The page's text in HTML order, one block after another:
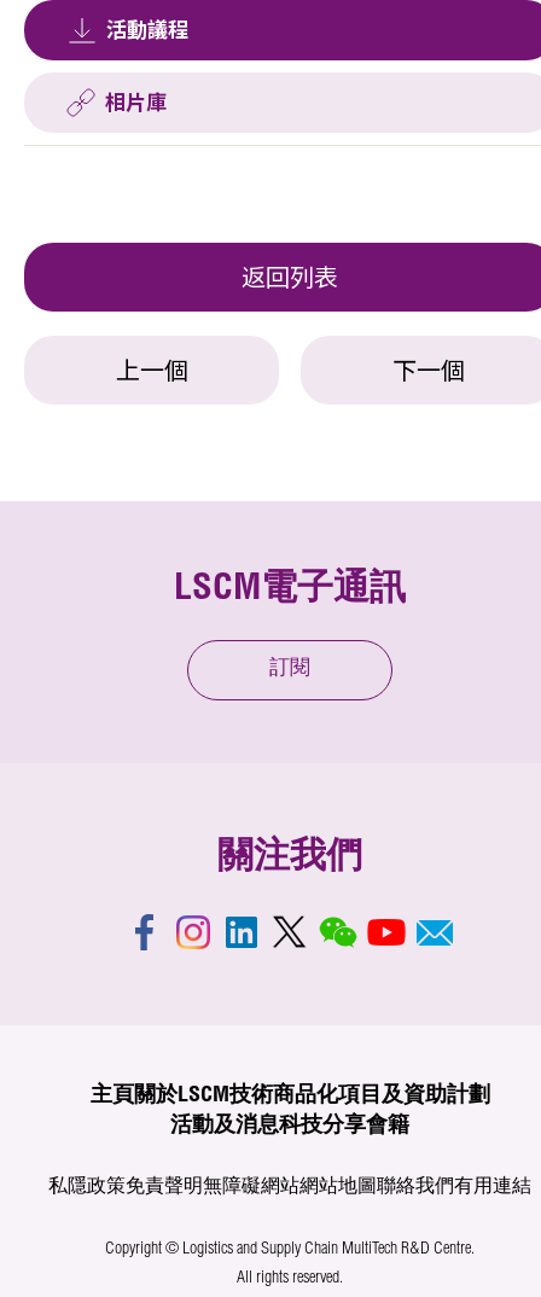
活動議程
相片庫
返回列表
上一個 下一個
LSCM電子通訊
訂閱
關注我們
主頁 關於LSCM技術商品化項目及資助計劃
活動及消息科技分享會籍
私隱政策免責聲明無障礙網站網站地圖聯絡我們有用連結
Copyright © Logistics and Supply Chain MultiTech R&D Centre.
All rights reserved.